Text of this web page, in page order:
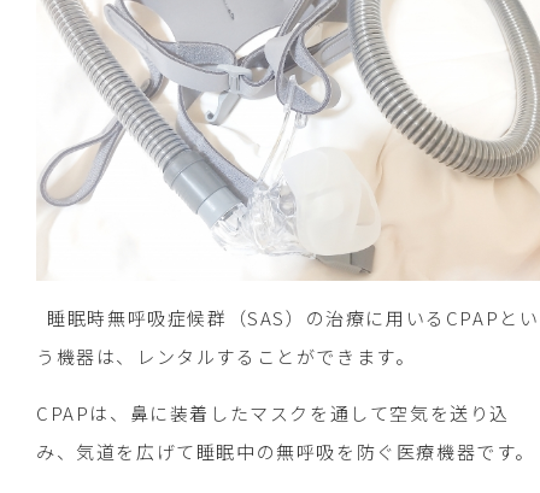
睡眠時無呼吸症候群（SAS）の治療に用いるCPAPとい
う機器は、レンタルすることができます。
CPAPは、鼻に装着したマスクを通して空気を送り込
み、気道を広げて睡眠中の無呼吸を防ぐ医療機器です。